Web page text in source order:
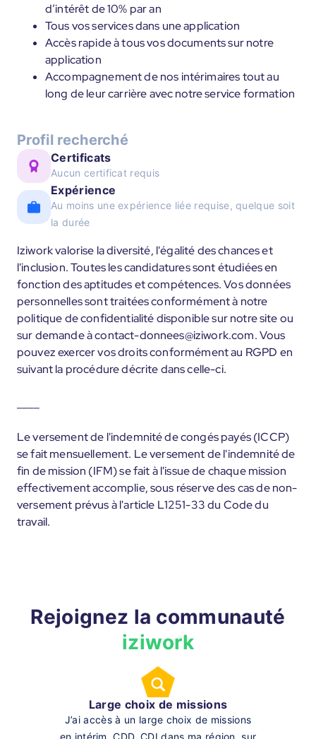
d’intérêt de 10% par an
Tous vos services dans une application
Accès rapide à tous vos documents sur notre
application
Accompagnement de nos intérimaires tout au
long de leur carrière avec notre service formation
Profil recherché
Certificats
Aucun certificat requis
Expérience
Au moins une expérience liée requise, quelque soit
la durée
Iziwork valorise la diversité, l'égalité des chances et
l'inclusion. Toutes les candidatures sont étudiées en
fonction des aptitudes et compétences. Vos données
personnelles sont traitées conformément à notre
politique de confidentialité disponible sur notre site ou
sur demande à contact-donnees@iziwork.com. Vous
pouvez exercer vos droits conformément au RGPD en
suivant la procédure décrite dans celle-ci.
Le versement de l'indemnité de congés payés (ICCP)
se fait mensuellement. Le versement de l'indemnité de
fin de mission (IFM) se fait à l'issue de chaque mission
effectivement accomplie, sous réserve des cas de non-
versement prévus à l'article L1251-33 du Code du
travail.
Rejoignez la communauté
iziwork
Large choix de missions
J’ai accès à un large choix de missions
en intérim, CDD, CDI dans ma région, sur